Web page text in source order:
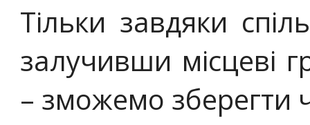
Тільки завдяки
залучивши місцеві
– зможемо зберегти